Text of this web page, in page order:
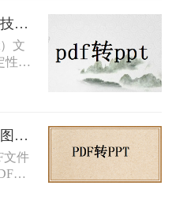
pdf
绍两
PDF转PPT简单2法：适合非技术用户的快速操作流程！
文
性和
存
，
行演
么
将
PDF文件转PPT：3种方法按图文复杂度的转换精度排名！
文件
格
或